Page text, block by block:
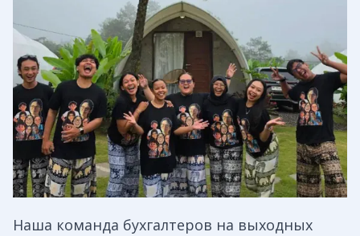
Наша команда бухгалтеров на выходных